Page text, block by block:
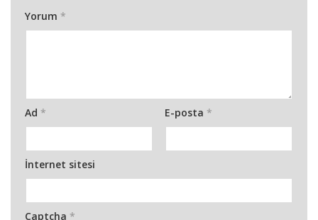
Yorum *
Ad * E-posta *
İnternet sitesi
Captcha *